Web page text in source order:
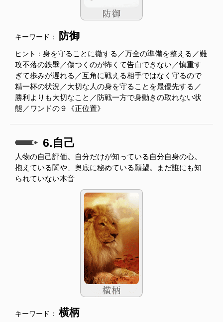
キーワード： 防御
ヒント： 身を守ることに徹する／万全の準備を整える／難
攻不落の鉄壁／傷つくのが怖くて告白できない／慎重す
ぎて歩みが遅れる／互角に戦える相手ではなく守るので
精一杯の状況／大切な人の身を守ることを最優先する／
勝利よりも大切なこと／防戦一方で身動きの取れない状
態／ワンドの９《正位置》
6.自己
人物の自己評価。自分だけが知っている自分自身の心。
抱えている闇や、奥底に秘めている願望。まだ誰にも知
られていない本音
キーワード： 横柄